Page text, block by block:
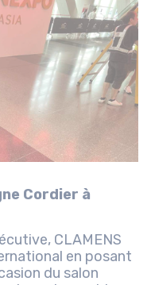
Cordier à
CLAMENS
en posant
du salon